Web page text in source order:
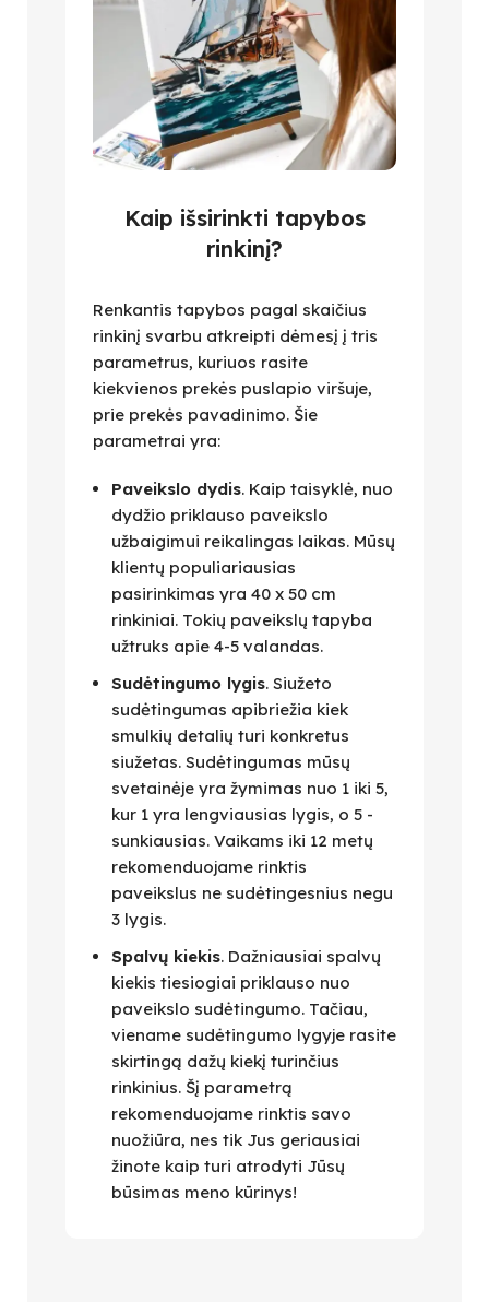
Kaip išsirinkti tapybos
rinkinį?
Renkantis tapybos pagal skaičius
rinkinį svarbu atkreipti dėmesį į tris
parametrus, kuriuos rasite
kiekvienos prekės puslapio viršuje,
prie prekės pavadinimo. Šie
parametrai yra:
Paveikslo dydis. Kaip taisyklė, nuo
dydžio priklauso paveikslo
užbaigimui reikalingas laikas. Mūsų
klientų populiariausias
pasirinkimas yra 40 x 50 cm
rinkiniai. Tokių paveikslų tapyba
užtruks apie 4-5 valandas.
Sudėtingumo lygis. Siužeto
sudėtingumas apibriežia kiek
smulkių detalių turi konkretus
siužetas. Sudėtingumas mūsų
svetainėje yra žymimas nuo 1 iki 5,
kur 1 yra lengviausias lygis, o 5 -
sunkiausias. Vaikams iki 12 metų
rekomenduojame rinktis
paveikslus ne sudėtingesnius negu
3 lygis.
Spalvų kiekis. Dažniausiai spalvų
kiekis tiesiogiai priklauso nuo
paveikslo sudėtingumo. Tačiau,
viename sudėtingumo lygyje rasite
skirtingą dažų kiekį turinčius
rinkinius. Šį parametrą
rekomenduojame rinktis savo
nuožiūra, nes tik Jus geriausiai
žinote kaip turi atrodyti Jūsų
būsimas meno kūrinys!